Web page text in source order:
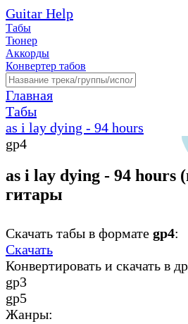
Guitar Help
Табы
Тюнер
Аккорды
Конвертер табов
Главная
Табы
as i lay dying - 94 hours
gp4
as i lay dying - 94 hours
гитары
Скачать табы в формате gp4:
Скачать
Конвертировать и скачать в
gp3
gp5
Жанры: